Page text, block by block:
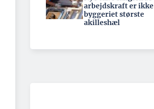
arbejdskraft er ikke
byggeriet største
akilleshæl